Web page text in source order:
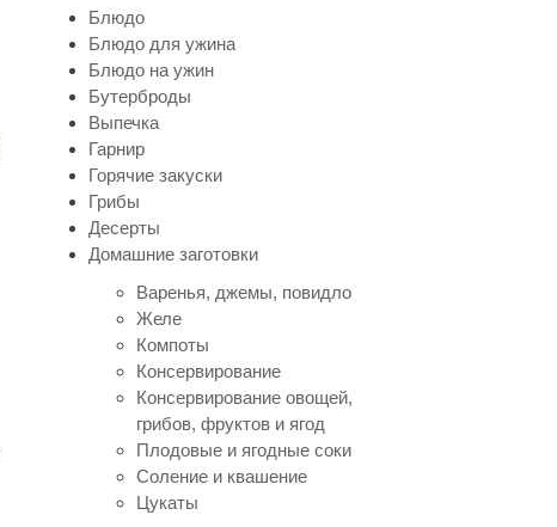
Блюдо
Блюдо для ужина
Блюдо на ужин
Бутерброды
Выпечка
Гарнир
Горячие закуски
Грибы
Десерты
Домашние заготовки
Варенья, джемы, повидло
Желе
Компоты
Консервирование
Консервирование овощей,
грибов, фруктов и ягод
Плодовые и ягодные соки
Соление и квашение
Цукаты